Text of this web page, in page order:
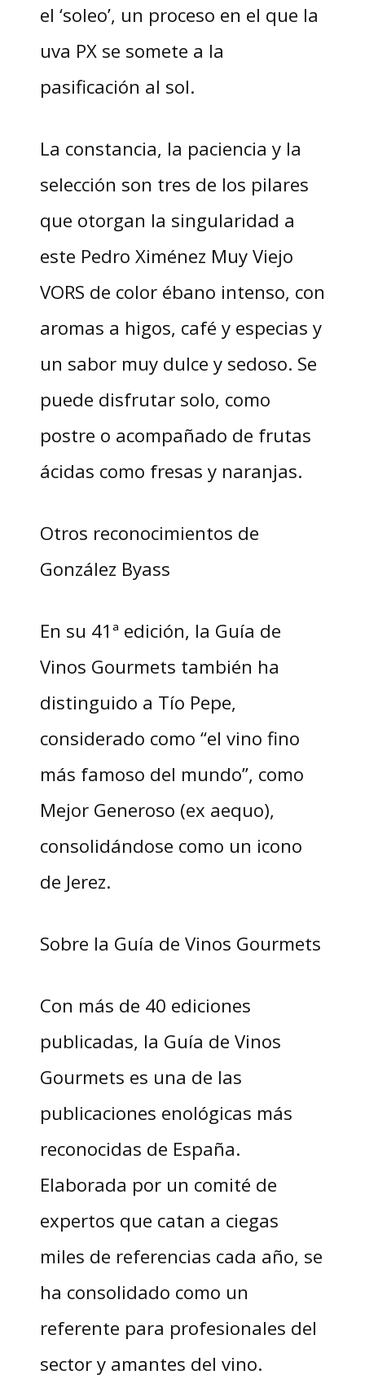
el ‘soleo’, un proceso en el que la
uva PX se somete a la
pasificación al sol.
La constancia, la paciencia y la
selección son tres de los pilares
que otorgan la singularidad a
este Pedro Ximénez Muy Viejo
VORS de color ébano intenso, con
aromas a higos, café y especias y
un sabor muy dulce y sedoso. Se
puede disfrutar solo, como
postre o acompañado de frutas
ácidas como fresas y naranjas.
Otros reconocimientos de
González Byass
En su 41ª edición, la Guía de
Vinos Gourmets también ha
distinguido a Tío Pepe,
considerado como “el vino fino
más famoso del mundo”, como
Mejor Generoso (ex aequo),
consolidándose como un icono
de Jerez.
Sobre la Guía de Vinos Gourmets
Con más de 40 ediciones
publicadas, la Guía de Vinos
Gourmets es una de las
publicaciones enológicas más
reconocidas de España.
Elaborada por un comité de
expertos que catan a ciegas
miles de referencias cada año, se
ha consolidado como un
referente para profesionales del
sector y amantes del vino.